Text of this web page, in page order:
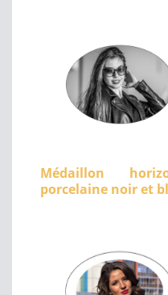
Médaillon
porcelaine noir et